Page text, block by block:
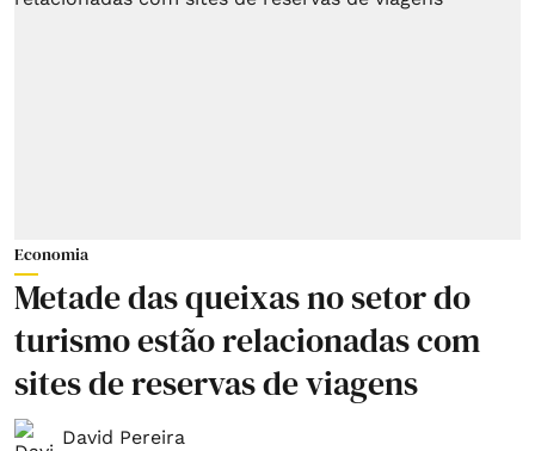
Economia
Metade das queixas no setor do
turismo estão relacionadas com
sites de reservas de viagens
David Pereira